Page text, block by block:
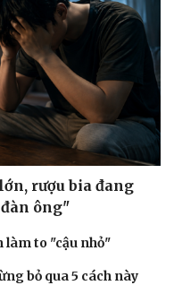
rượu bia đang
ông"
làm to "cậu nhỏ"
bỏ qua 5 cách này